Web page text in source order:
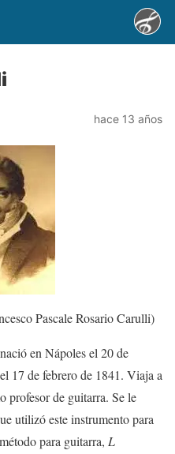
hace 13 años
Pascale Rosario Carulli)
en Nápoles el 20 de
17 de febrero de 1841. Viaja a
profesor de guitarra. Se le
utilizó este instrumento para
para guitarra, L